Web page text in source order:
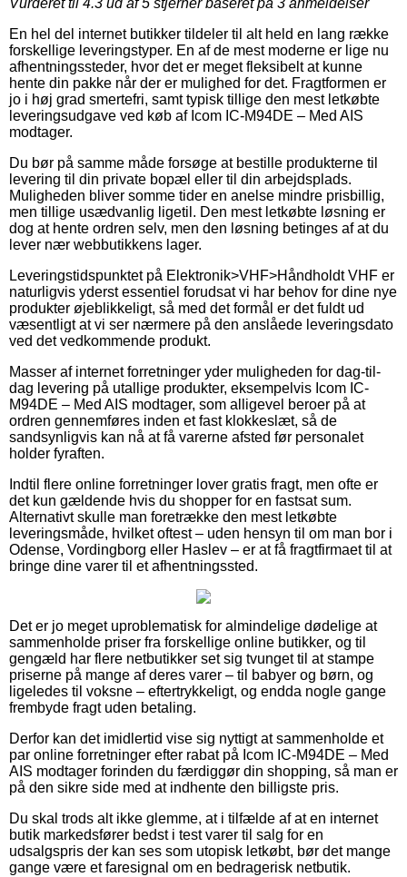
En hel del internet butikker tildeler til alt held en lang række
forskellige leveringstyper. En af de mest moderne er lige nu
afhentningssteder, hvor det er meget fleksibelt at kunne
hente din pakke når der er mulighed for det. Fragtformen er
jo i høj grad smertefri, samt typisk tillige den mest letkøbte
leveringsudgave ved køb af Icom IC-M94DE – Med AIS
modtager.
Du bør på samme måde forsøge at bestille produkterne til
levering til din private bopæl eller til din arbejdsplads.
Muligheden bliver somme tider en anelse mindre prisbillig,
men tillige usædvanlig ligetil. Den mest letkøbte løsning er
dog at hente ordren selv, men den løsning betinges af at du
lever nær webbutikkens lager.
Leveringstidspunktet på Elektronik>VHF>Håndholdt VHF er
naturligvis yderst essentiel forudsat vi har behov for dine nye
produkter øjeblikkeligt, så med det formål er det fuldt ud
væsentligt at vi ser nærmere på den anslåede leveringsdato
ved det vedkommende produkt.
Masser af internet forretninger yder muligheden for dag-til-
dag levering på utallige produkter, eksempelvis Icom IC-
M94DE – Med AIS modtager, som alligevel beroer på at
ordren gennemføres inden et fast klokkeslæt, så de
sandsynligvis kan nå at få varerne afsted før personalet
holder fyraften.
Indtil flere online forretninger lover gratis fragt, men ofte er
det kun gældende hvis du shopper for en fastsat sum.
Alternativt skulle man foretrække den mest letkøbte
leveringsmåde, hvilket oftest – uden hensyn til om man bor i
Odense, Vordingborg eller Haslev – er at få fragtfirmaet til at
bringe dine varer til et afhentningssted.
Det er jo meget uproblematisk for almindelige dødelige at
sammenholde priser fra forskellige online butikker, og til
gengæld har flere netbutikker set sig tvunget til at stampe
priserne på mange af deres varer – til babyer og børn, og
ligeledes til voksne – eftertrykkeligt, og endda nogle gange
frembyde fragt uden betaling.
Derfor kan det imidlertid vise sig nyttigt at sammenholde et
par online forretninger efter rabat på Icom IC-M94DE – Med
AIS modtager forinden du færdiggør din shopping, så man er
på den sikre side med at indhente den billigste pris.
Du skal trods alt ikke glemme, at i tilfælde af at en internet
butik markedsfører bedst i test varer til salg for en
udsalgspris der kan ses som utopisk letkøbt, bør det mange
gange være et faresignal om en bedragerisk netbutik.